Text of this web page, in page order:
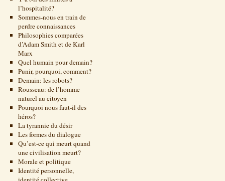
l’hospitalité?
Sommes-nous en train de
perdre connaissances
Philosophies comparées
d’Adam Smith et de Karl
Marx
Quel humain pour demain?
Punir, pourquoi, comment?
Demain: les robots?
Rousseau: de l’homme
naturel au citoyen
Pourquoi nous faut-il des
héros?
La tyrannie du désir
Les formes du dialogue
Qu’est-ce qui meurt quand
une civilisation meurt?
Morale et politique
Identité personnelle,